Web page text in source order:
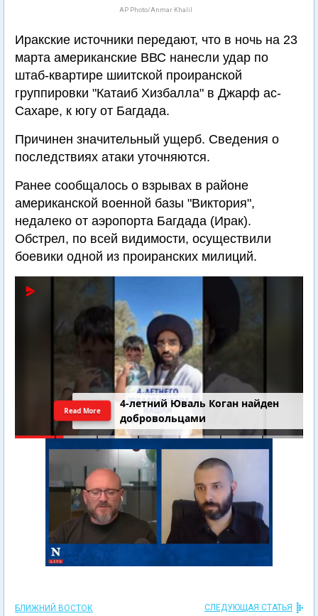
AP Photo/Anmar Khalil
Иракские источники передают, что в ночь на 23
марта американские ВВС нанесли удар по
штаб-квартире шиитской проиранской
группировки "Катаиб Хизбалла" в Джарф ас-
Сахаре, к югу от Багдада.
Причинен значительный ущерб. Сведения о
последствиях атаки уточняются.
Ранее сообщалось о взрывах в районе
американской военной базы "Виктория",
недалеко от аэропорта Багдада (Ирак).
Обстрел, по всей видимости, осуществили
боевики одной из проиранских милиций.
4-летний Юваль Коган найден
добровольцами
Read More
БЛИЖНИЙ ВОСТОК СЛЕДУЮЩАЯ СТАТЬЯ